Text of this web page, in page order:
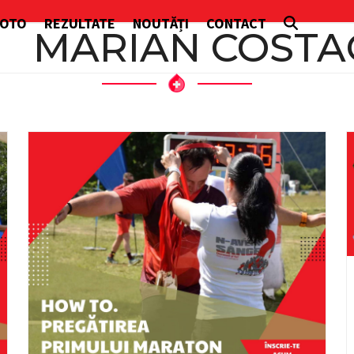
REZULTATE NOUTĂȚI CONTACT
MARIAN